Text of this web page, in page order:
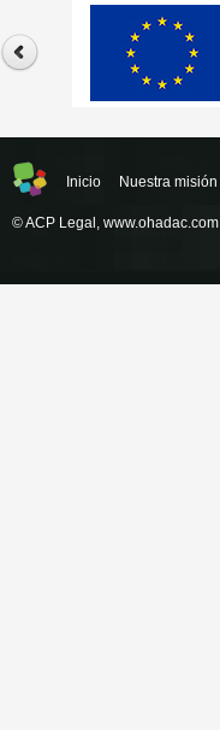
Inicio Nuestra misión
© ACP Legal, www.ohadac.com